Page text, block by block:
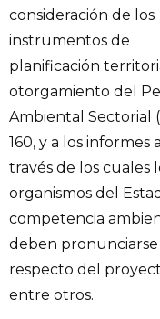
consideración de los
instrumentos de
planificación
otorgamiento del
Ambiental Sectorial
160, y a los informes a
través de los cuales
organismos del
competencia
deben pronunciarse
respecto del
entre otros.